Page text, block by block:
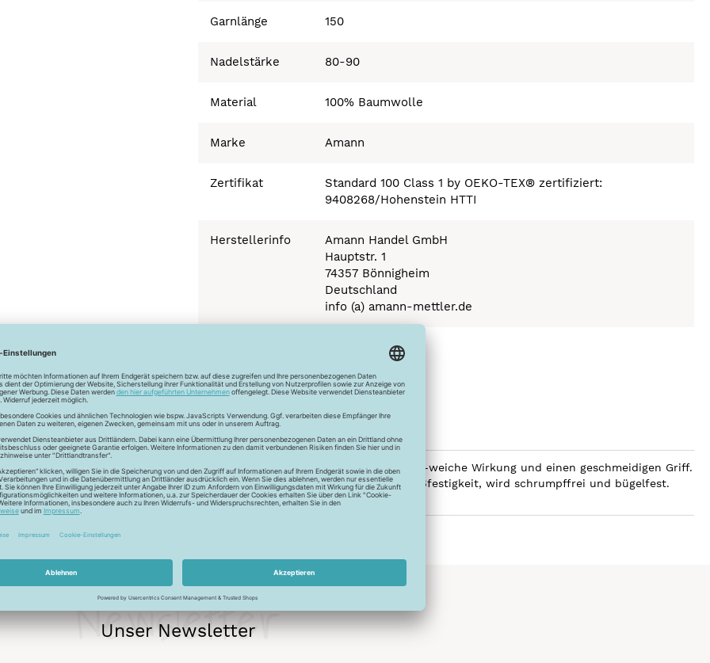
Garnlänge 150
Nadelstärke 80-90
Material 100% Baumwolle
Marke Amann
Zertifikat
Standard 100 Class 1 by OEKO-TEX® zertifiziert:
9408268/Hohenstein HTTI
Herstellerinfo
Amann Handel GmbH
Hauptstr. 1
74357 Bönnigheim
Deutschland
info (a) amann-mettler.de
für feinste Baumwollkreationen. Das Garn besticht durch eine luxuriös-weiche Wirkung und einen geschmeidigen Griff.
Durch den Mercerisationsprozess erlangt das Garn eine hohe Reißfestigkeit, wird schrumpffrei und bügelfest.
und kann auch nicht gebleicht werden.
Unser Newsletter
Newsletter